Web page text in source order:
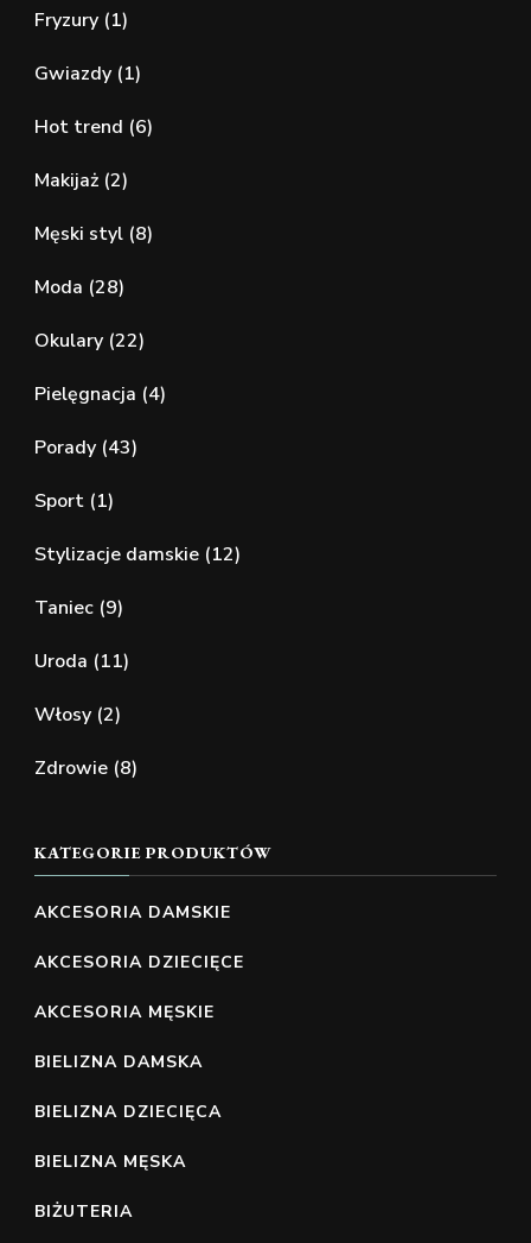
Fryzury (1)
Gwiazdy (1)
Hot trend (6)
Makijaż (2)
Męski styl (8)
Moda (28)
Okulary (22)
Pielęgnacja (4)
Porady (43)
Sport (1)
Stylizacje damskie (12)
Taniec (9)
Uroda (11)
Włosy (2)
Zdrowie (8)
KATEGORIE PRODUKTÓW
AKCESORIA DAMSKIE
AKCESORIA DZIECIĘCE
AKCESORIA MĘSKIE
BIELIZNA DAMSKA
BIELIZNA DZIECIĘCA
BIELIZNA MĘSKA
BIŻUTERIA